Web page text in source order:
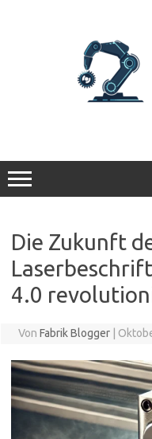
Die Zukunft
4.0
Von Fabrik Blogger